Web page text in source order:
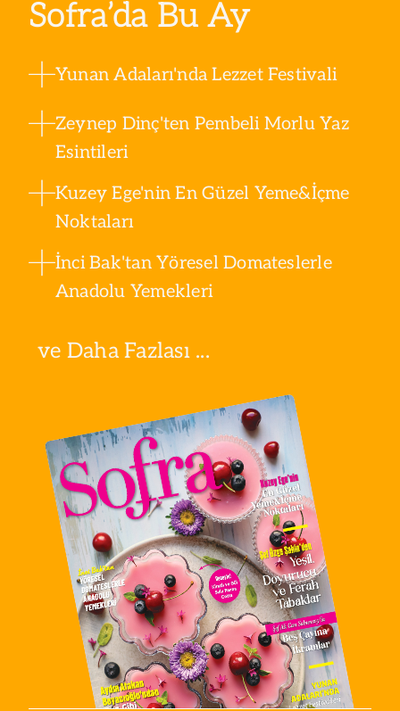
Sofra’da Bu Ay
Yunan Adaları'nda Lezzet Festivali
Zeynep Dinç'ten Pembeli Morlu Yaz
Esintileri
Kuzey Ege'nin En Güzel Yeme&İçme
Noktaları
İnci Bak'tan Yöresel Domateslerle
Anadolu Yemekleri
ve Daha Fazlası ...